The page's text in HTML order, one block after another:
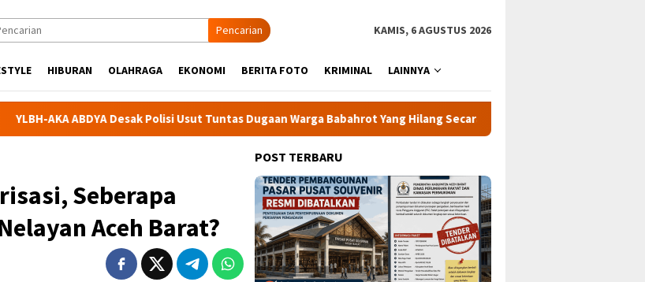
Pencarian KAMIS, 6 AGUSTUS 2026
HIBURAN OLAHRAGA EKONOMI BERITA FOTO KRIMINAL LAINNYA
ABDYA Desak Polisi Usut Tuntas Dugaan Warga Babahrot Yang Hilang Secara Misterius
Seberapa
Aceh Barat?
POST TERBARU